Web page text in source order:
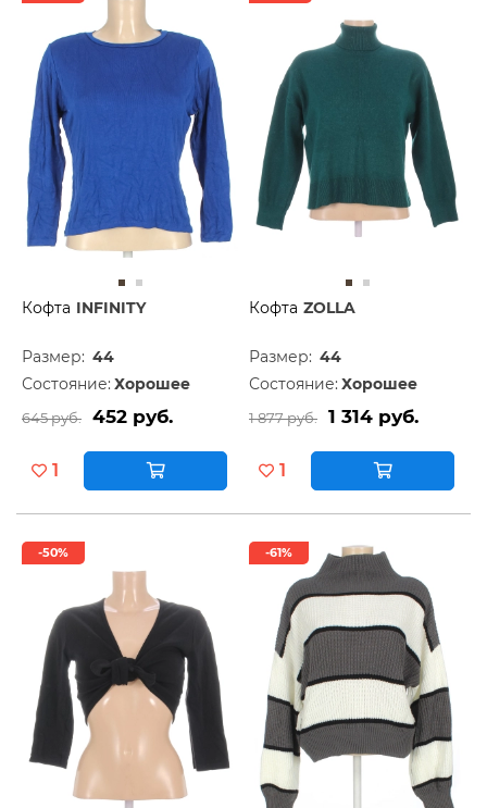
Кофта INFINITY
Размер: 44
Состояние: Хорошее
645 руб. 452 руб.
1
Кофта ZOLLA
Размер: 44
Состояние: Хорошее
1 877 руб. 1 314 руб.
1
-50% -61%